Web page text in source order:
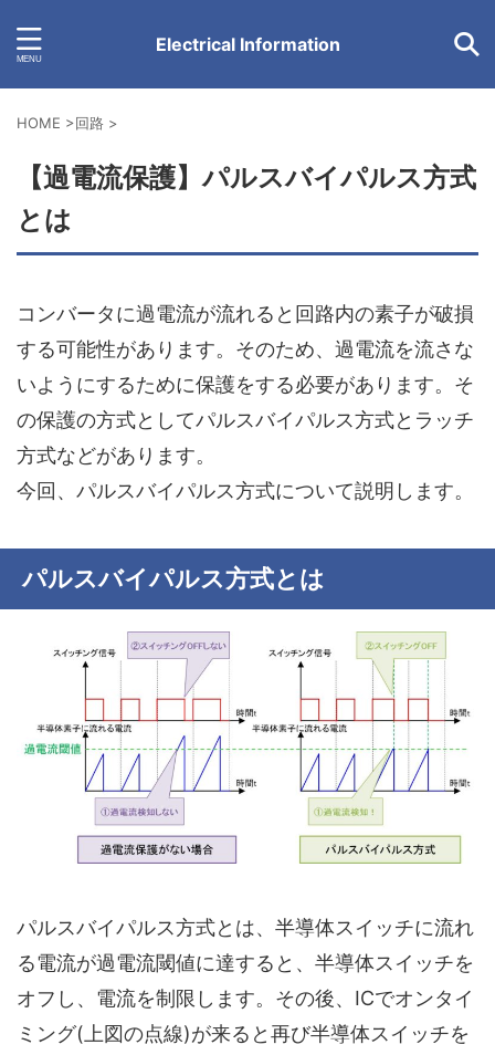
Electrical Information
HOME >回路 >
【過電流保護】パルスバイパルス方式
とは
コンバータに過電流が流れると回路内の素子が破損
する可能性があります。そのため、過電流を流さな
いようにするために保護をする必要があります。そ
の保護の方式としてパルスバイパルス方式と ラッチ
方式などがあります。
今回、パルスバイパルス方式について説明します。
パルスバイパルス方式とは
パルスバイパルス方式とは、 半導体スイッチに流れ
る電流が過電流閾値に達すると、半導体スイッチを
オフし、電流を制限します。その後、ICでオンタイ
ミング(上図の点線)が来ると再び半導体スイッチを